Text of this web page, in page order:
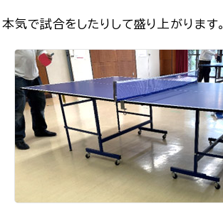
気で試合をしたりして盛り上がります。